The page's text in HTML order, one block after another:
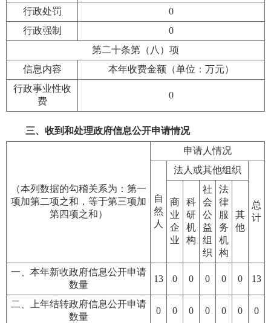
行政处罚
0
行政强制
0
第二十条第（八）项
信息内容
本年收费金额（单位：万元）
行政事业性收
费
0
三、收到和处理政府信息公开申请情况
（本列数据的勾稽关系为：第一
项加第二项之和，等于第三项加
第四项之和）
申请人情况
自
然
人
法人或其他组织
总
计
商
业
企
业
科
研
机
构
社
会
公
益
组
织
法
律
服
务
机
构
其
他
一、本年新收政府信息公开申请
数量
13 0 0 0 0 0 13
二、上年结转政府信息公开申请
数量
0 0 0 0 0 0 0